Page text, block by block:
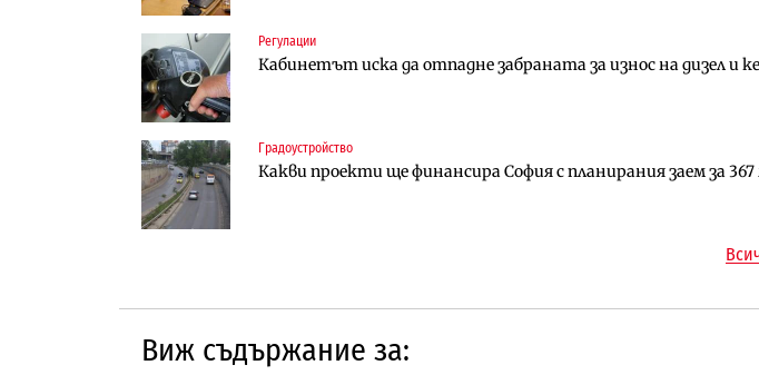
Регулации
Кабинетът иска да отпадне забраната за износ на дизел и
Градоустройство
Какви проекти ще финансира София с планирания заем за 367
Инфраструктура
АПИ възложи промяната на парцеларния план за
Градоустройство
Шест кандидата с интерес към надзора на двете
Инфраструктура
Вторият мост над Варненското езеро става част от
Публични финанси
Регионалният министър поема „на ръчно управление“
Виж съдържание за: